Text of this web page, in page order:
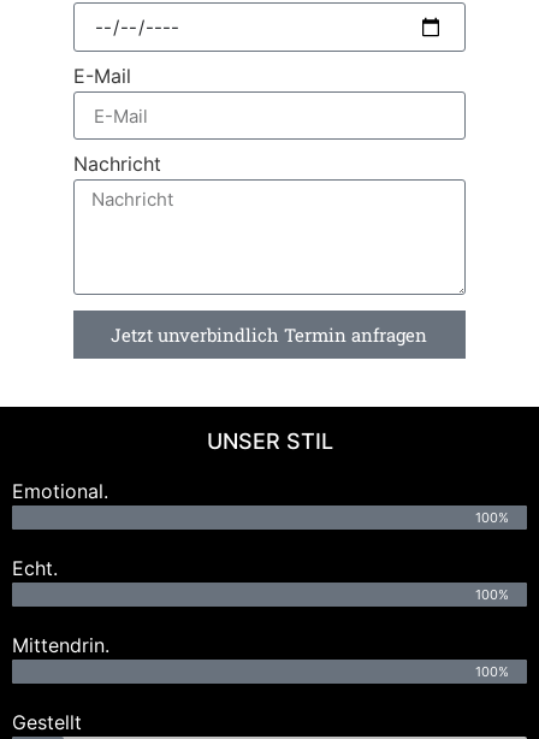
E-Mail
Nachricht
Jetzt unverbindlich Termin anfragen
UNSER STIL
Emotional.
100%
Echt.
100%
Mittendrin.
100%
Gestellt